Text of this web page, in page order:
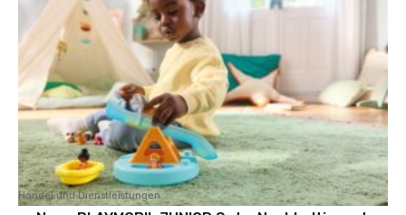
Handel und Dienstleistungen